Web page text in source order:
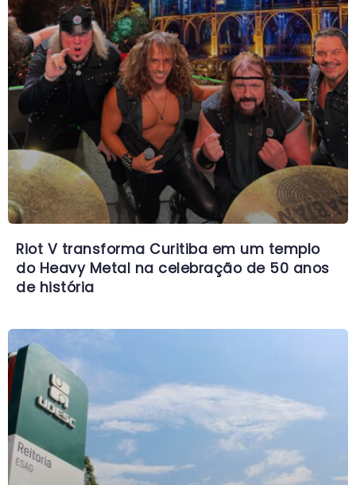
Riot V transforma Curitiba em um templo
do Heavy Metal na celebração de 50 anos
de história